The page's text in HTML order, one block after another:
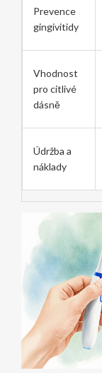
Prevence
gingivitidy
Vhodnost
pro citlivé
dásně
Údržba a
náklady